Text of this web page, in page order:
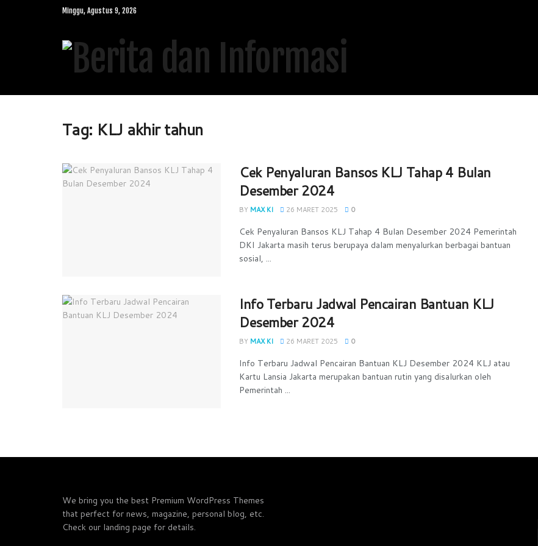
Minggu, Agustus 9, 2026
Tag: KLJ akhir tahun
Cek Penyaluran Bansos KLJ Tahap 4 Bulan
Desember 2024
BY MAX KI 26 MARET 2025 0
Cek Penyaluran Bansos KLJ Tahap 4 Bulan Desember 2024 Pemerintah
DKI Jakarta masih terus berupaya dalam menyalurkan berbagai bantuan
sosial, ...
Info Terbaru Jadwal Pencairan Bantuan KLJ
Desember 2024
BY MAX KI 26 MARET 2025 0
Info Terbaru Jadwal Pencairan Bantuan KLJ Desember 2024 KLJ atau
Kartu Lansia Jakarta merupakan bantuan rutin yang disalurkan oleh
Pemerintah ...
We bring you the best Premium WordPress Themes
that perfect for news, magazine, personal blog, etc.
Check our landing page for details.